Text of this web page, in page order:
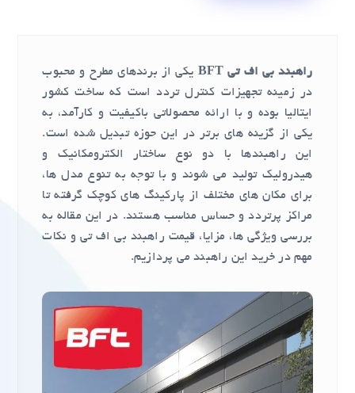
راهبند بی اف تی BFT
یکی از برندهای مطرح و محبوب
در زمینه تجهیزات کنترل تردد است که ساخت کشور
ایتالیا بوده و با ارائه محصولاتی باکیفیت و کارآمد، به
یکی از گزینه های برتر در این حوزه تبدیل شده است.
این راهبندها با دو نوع ساختار الکترومکانیک و
هیدرولیک تولید می شوند و با توجه به تنوع مدل ها،
برای مکان های مختلف از پارکینگ های کوچک گرفته تا
مراکز پرتردد و حساس مناسب هستند. در این مقاله به
بررسی ویژگی ها، مزایا، قیمت راهبند بی اف تی و نکات
مهم در خرید این راهبند می پردازیم.